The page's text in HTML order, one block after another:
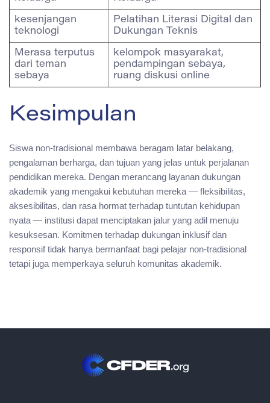
kesenjangan
teknologi
Pelatihan Literasi Digital dan
Dukungan Teknis
Merasa terputus
dari teman
sebaya
kelompok masyarakat,
pendampingan sebaya,
ruang diskusi online
Kesimpulan
Siswa non-tradisional membawa beragam latar belakang,
pengalaman berharga, dan tujuan yang jelas untuk perjalanan
pendidikan mereka. Dengan merancang layanan dukungan
akademik yang mengakui kebutuhan mereka — fleksibilitas,
aksesibilitas, dan rasa hormat terhadap tuntutan kehidupan
nyata — institusi dapat menciptakan jalur yang adil menuju
kesuksesan. Komitmen terhadap dukungan inklusif dan
responsif tidak hanya bermanfaat bagi pelajar non-tradisional
tetapi juga memperkaya seluruh komunitas akademik.